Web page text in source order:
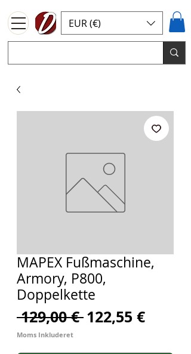
EUR (€)
MAPEX Fußmaschine,
Armory, P800,
Doppelkette
129,00 € Regulær
122,55 €
Moms Inkluderet